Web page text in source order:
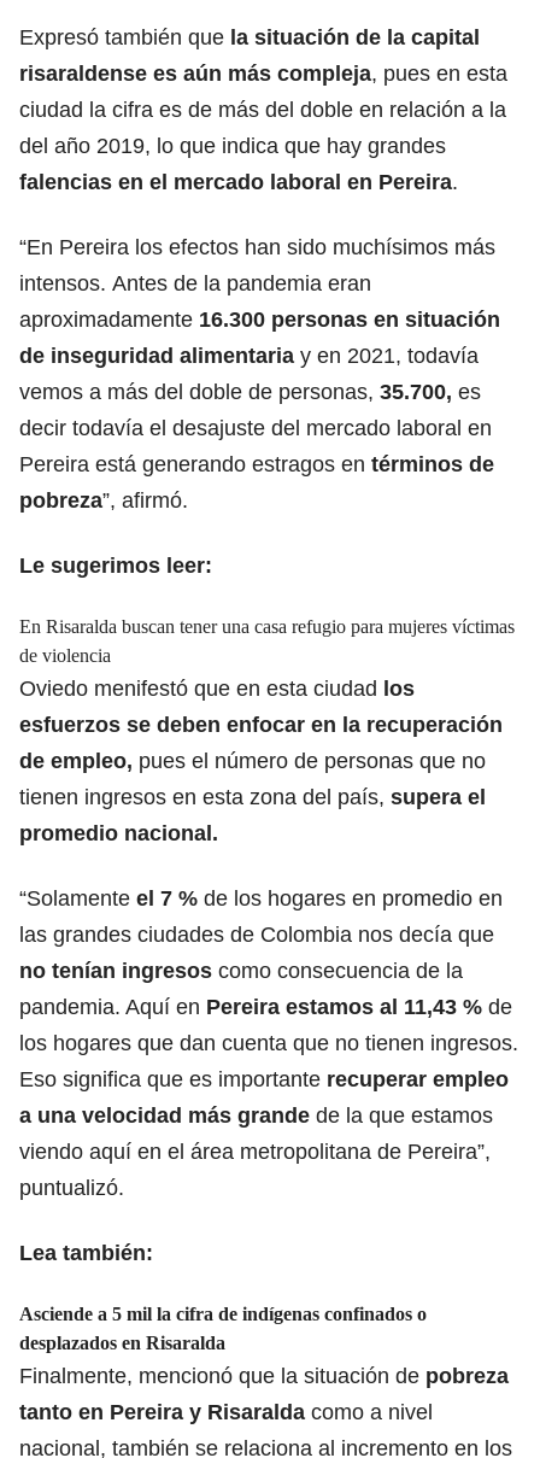
Expresó también que la situación de la capital
risaraldense es aún más compleja, pues en esta
ciudad la cifra es de más del doble en relación a la
del año 2019, lo que indica que hay grandes
falencias en el mercado laboral en Pereira.
“En Pereira los efectos han sido muchísimos más
intensos. Antes de la pandemia eran
aproximadamente 16.300 personas en situación
de inseguridad alimentaria y en 2021, todavía
vemos a más del doble de personas, 35.700, es
decir todavía el desajuste del mercado laboral en
Pereira está generando estragos en términos de
pobreza”, afirmó.
Le sugerimos leer:
En Risaralda buscan tener una casa refugio para mujeres víctimas
de violencia
Oviedo menifestó que en esta ciudad los
esfuerzos se deben enfocar en la recuperación
de empleo, pues el número de personas que no
tienen ingresos en esta zona del país, supera el
promedio nacional.
“Solamente el 7 % de los hogares en promedio en
las grandes ciudades de Colombia nos decía que
no tenían ingresos como consecuencia de la
pandemia. Aquí en Pereira estamos al 11,43 % de
los hogares que dan cuenta que no tienen ingresos.
Eso significa que es importante recuperar empleo
a una velocidad más grande de la que estamos
viendo aquí en el área metropolitana de Pereira”,
puntualizó.
Lea también:
Asciende a 5 mil la cifra de indígenas confinados o
desplazados en Risaralda
Finalmente, mencionó que la situación de pobreza
tanto en Pereira y Risaralda como a nivel
nacional, también se relaciona al incremento en los